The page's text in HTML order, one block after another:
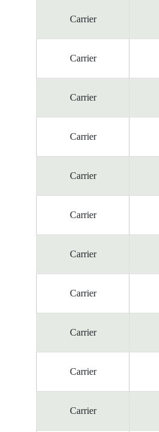
Carrier
Carrier
Carrier
Carrier
Carrier
Carrier
Carrier
Carrier
Carrier
Carrier
Carrier